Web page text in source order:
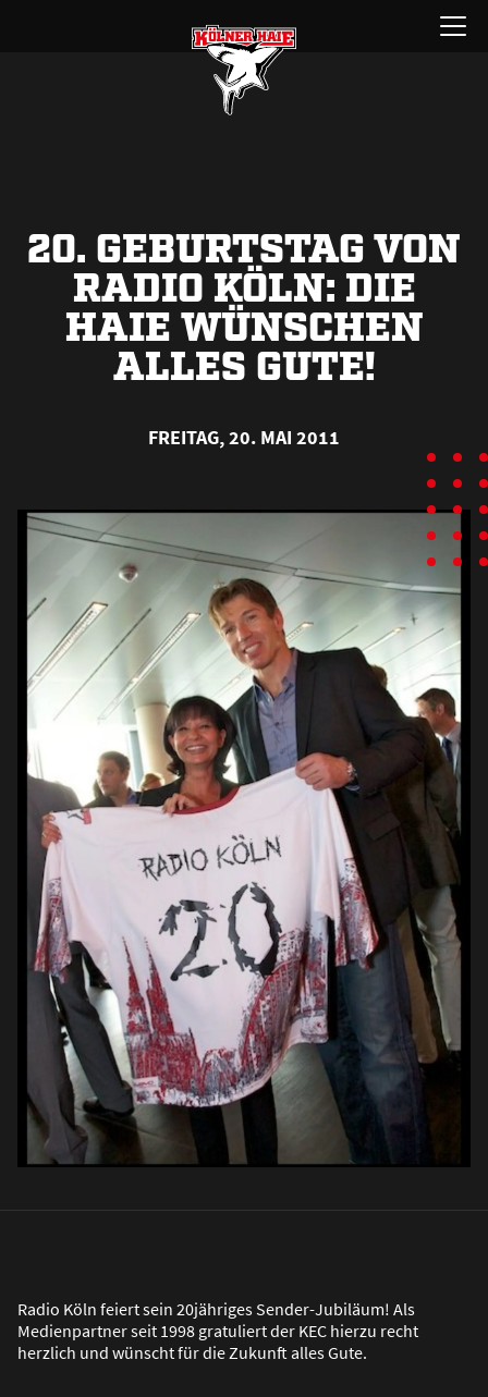
Menü
öffnen
20. GEBURTSTAG VON
RADIO KÖLN: DIE
HAIE WÜNSCHEN
ALLES GUTE!
FREITAG, 20. MAI 2011
Radio Köln feiert sein 20jähriges Sender-Jubiläum! Als
Medienpartner seit 1998 gratuliert der KEC hierzu recht
herzlich und wünscht für die Zukunft alles Gute.